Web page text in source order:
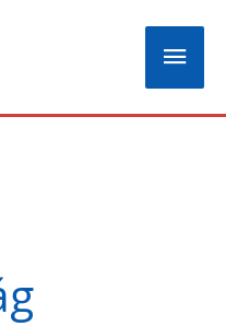
Main